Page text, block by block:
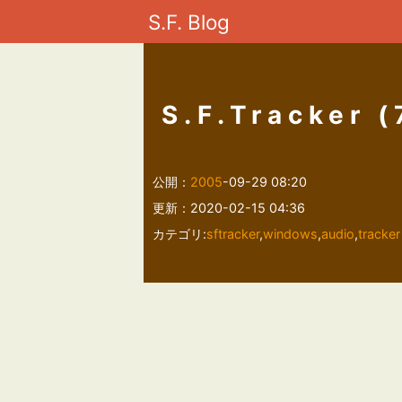
S.F. Blog
S.F.Tracker
公開： 2005-09-29 08:20
更新：2020-02-15 04:36
カテゴリ:sftracker,windows,audio,tracker